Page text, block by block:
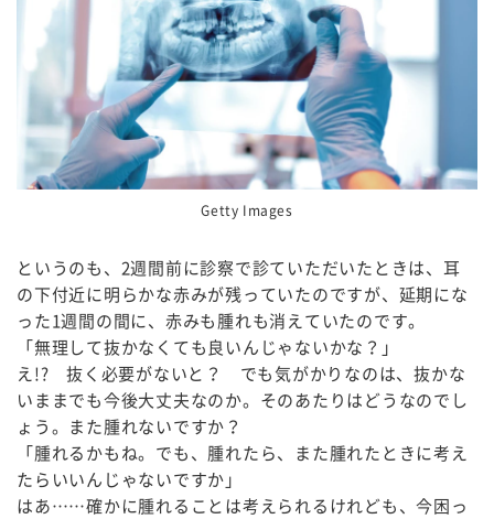
Getty Images
というのも、2週間前に診察で診ていただいたときは、耳
の下付近に明らかな赤みが残っていたのですが、延期にな
った1週間の間に、赤みも腫れも消えていたのです。
「無理して抜かなくても良いんじゃないかな？」
え!? 抜く必要がないと？ でも気がかりなのは、抜かな
いままでも今後大丈夫なのか。そのあたりはどうなのでし
ょう。また腫れないですか？
「腫れるかもね。でも、腫れたら、また腫れたときに考え
たらいいんじゃないですか」
はあ……確かに腫れることは考えられるけれども、今困っ